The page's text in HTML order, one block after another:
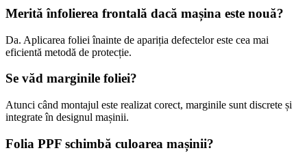
Merită înfolierea frontală dacă mașina este nouă?
Da. Aplicarea foliei înainte de apariția defectelor este cea mai
eficientă metodă de protecție.
Se văd marginile foliei?
Atunci când montajul este realizat corect, marginile sunt discrete și
integrate în designul mașinii.
Folia PPF schimbă culoarea mașinii?